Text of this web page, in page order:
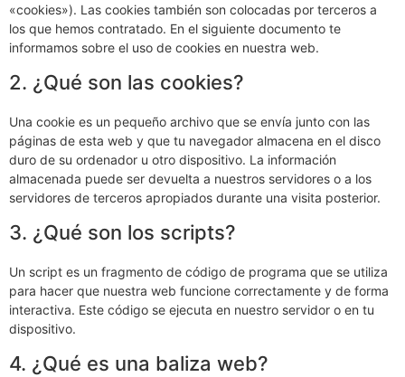
«cookies»). Las cookies también son colocadas por terceros a
los que hemos contratado. En el siguiente documento te
informamos sobre el uso de cookies en nuestra web.
2. ¿Qué son las cookies?
Una cookie es un pequeño archivo que se envía junto con las
páginas de esta web y que tu navegador almacena en el disco
duro de su ordenador u otro dispositivo. La información
almacenada puede ser devuelta a nuestros servidores o a los
servidores de terceros apropiados durante una visita posterior.
3. ¿Qué son los scripts?
Un script es un fragmento de código de programa que se utiliza
para hacer que nuestra web funcione correctamente y de forma
interactiva. Este código se ejecuta en nuestro servidor o en tu
dispositivo.
4. ¿Qué es una baliza web?